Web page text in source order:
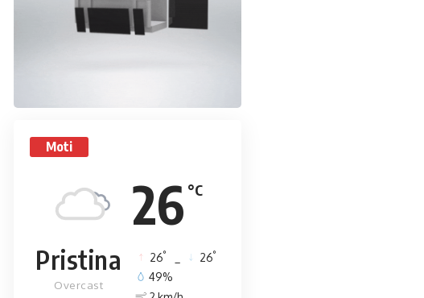
Moti
26 °C
Pristina
Overcast
26° 26°
49%